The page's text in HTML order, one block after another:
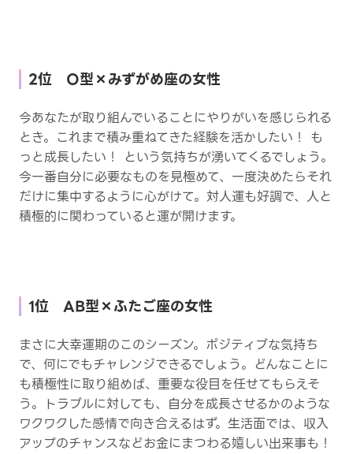
2位 O型×みずがめ座の女性
今あなたが取り組んでいることにやりがいを感じられる
とき。これまで積み重ねてきた経験を活かしたい！ も
っと成長したい！ という気持ちが湧いてくるでしょう。
今一番自分に必要なものを見極めて、一度決めたらそれ
だけに集中するように心がけて。対人運も好調で、人と
積極的に関わっていると運が開けます。
1位 AB型×ふたご座の女性
まさに大幸運期のこのシーズン。ポジティブな気持ち
で、何にでもチャレンジできるでしょう。どんなことに
も積極性に取り組めば、重要な役目を任せてもらえそ
う。トラブルに対しても、自分を成長させるかのような
ワクワクした感情で向き合えるはず。生活面では、収入
アップのチャンスなどお金にまつわる嬉しい出来事も！